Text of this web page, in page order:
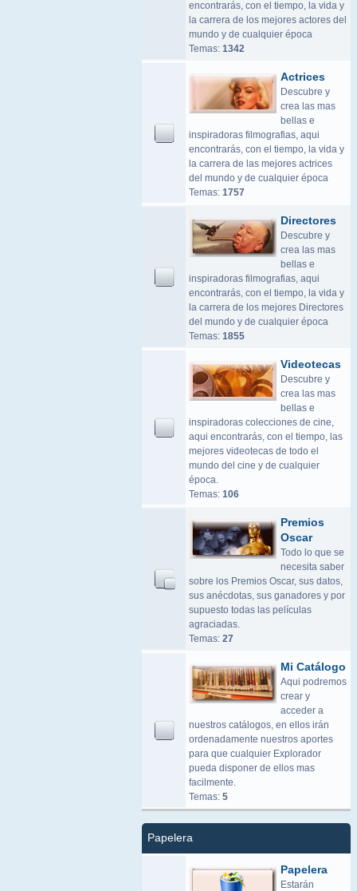
encontrarás, con el tiempo, la vida y
la carrera de los mejores actores del
mundo y de cualquier época
Temas: 1342
Actrices
Descubre y
crea las mas
bellas e
inspiradoras filmografias, aqui
encontrarás, con el tiempo, la vida y
la carrera de las mejores actrices
del mundo y de cualquier época
Temas: 1757
Directores
Descubre y
crea las mas
bellas e
inspiradoras filmografias, aqui
encontrarás, con el tiempo, la vida y
la carrera de los mejores Directores
del mundo y de cualquier época
Temas: 1855
Videotecas
Descubre y
crea las mas
bellas e
inspiradoras colecciones de cine,
aqui encontrarás, con el tiempo, las
mejores videotecas de todo el
mundo del cine y de cualquier
época.
Temas: 106
Premios
Oscar
Todo lo que se
necesita saber
sobre los Premios Oscar, sus datos,
sus anécdotas, sus ganadores y por
supuesto todas las películas
agraciadas.
Temas: 27
Mi Catálogo
Aqui podremos
crear y
acceder a
nuestros catálogos, en ellos irán
ordenadamente nuestros aportes
para que cualquier Explorador
pueda disponer de ellos mas
facilmente.
Temas: 5
Papelera
Papelera
Estarán